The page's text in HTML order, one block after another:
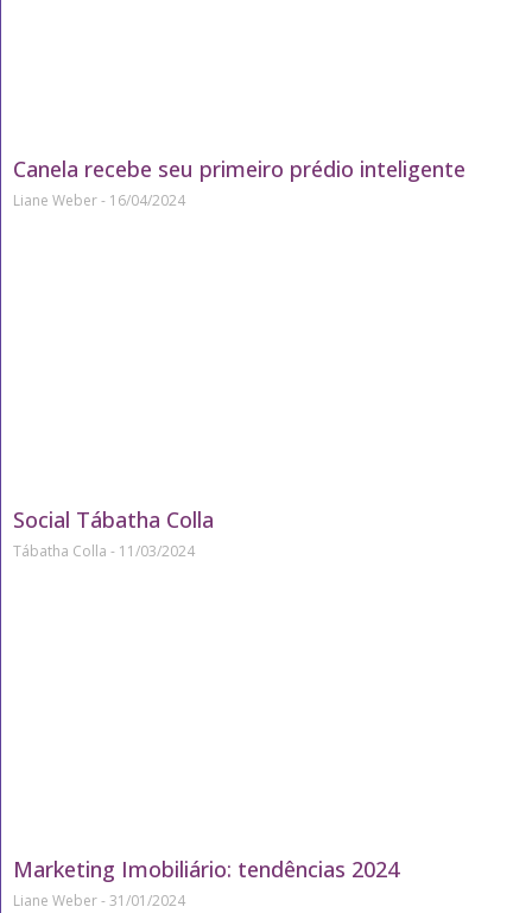
Canela recebe seu primeiro prédio inteligente
Liane Weber 16/04/2024
Social Tábatha Colla
Tábatha Colla 11/03/2024
Marketing Imobiliário: tendências 2024
Liane Weber 31/01/2024